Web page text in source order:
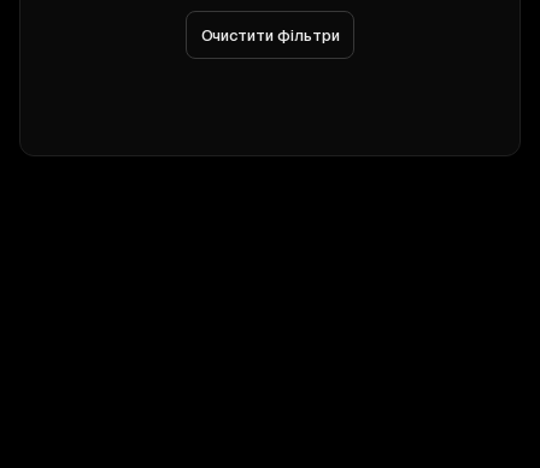
Очистити фільтри